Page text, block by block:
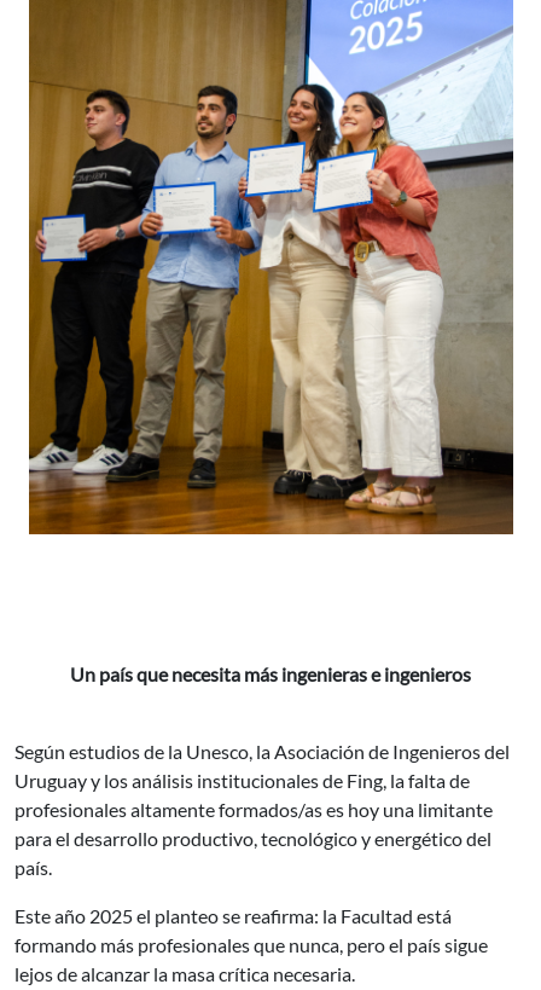
Un país que necesita más ingenieras e ingenieros
Según estudios de la Unesco, la Asociación de Ingenieros del
Uruguay y los análisis institucionales de Fing, la falta de
profesionales altamente formados/as es hoy una limitante
para el desarrollo productivo, tecnológico y energético del
país.
Este año 2025 el planteo se reafirma: la Facultad está
formando más profesionales que nunca, pero el país sigue
lejos de alcanzar la masa crítica necesaria.